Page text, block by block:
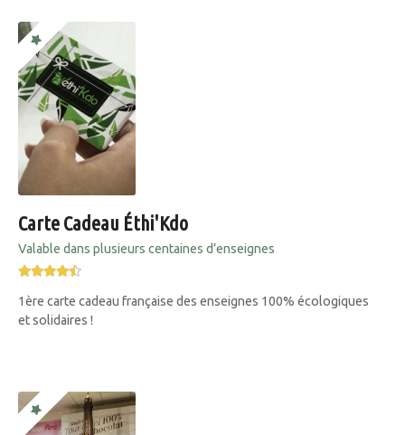
Carte Cadeau Éthi'Kdo
Valable dans plusieurs centaines d’enseignes
1ère carte cadeau française des enseignes 100% écologiques
et solidaires !